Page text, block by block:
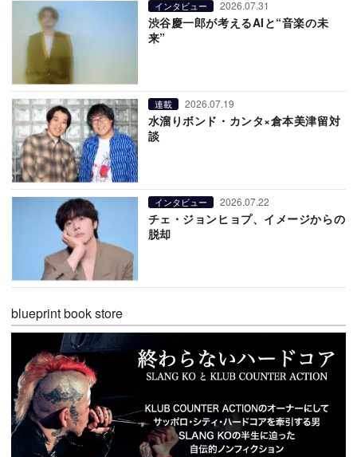
インタビュー 2026.07.31
渋谷慶一郎が考えるAIと“音楽の未
来”
連載 2026.07.19
水溜りボンド・カンタ×倉本美津留対
談
インタビュー 2026.07.22
チェ・ジョンヒョプ、イメージからの
脱却
blueprint book store